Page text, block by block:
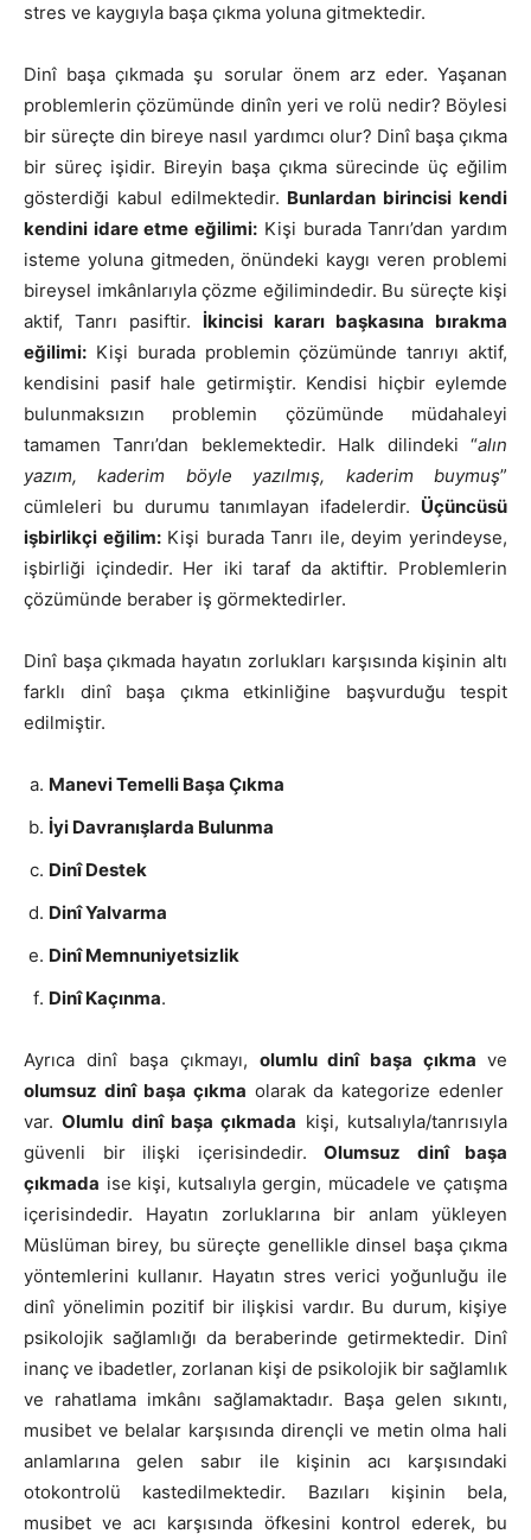
stres ve kaygıyla başa çıkma yoluna gitmektedir.
Dinî başa çıkmada şu sorular önem arz eder. Yaşanan
problemlerin çözümünde dinîn yeri ve rolü nedir? Böylesi
bir süreçte din bireye nasıl yardımcı olur? Dinî başa çıkma
bir süreç işidir. Bireyin başa çıkma sürecinde üç eğilim
gösterdiği kabul edilmektedir. Bunlardan birincisi kendi
kendini idare etme eğilimi: Kişi burada Tanrı’dan yardım
isteme yoluna gitmeden, önündeki kaygı veren problemi
bireysel imkânlarıyla çözme eğilimindedir. Bu süreçte kişi
aktif, Tanrı pasiftir. İkincisi kararı başkasına bırakma
eğilimi: Kişi burada problemin çözümünde tanrıyı aktif,
kendisini pasif hale getirmiştir. Kendisi hiçbir eylemde
bulunmaksızın problemin çözümünde müdahaleyi
tamamen Tanrı’dan beklemektedir. Halk dilindeki “alın
yazım, kaderim böyle yazılmış, kaderim buymuş”
cümleleri bu durumu tanımlayan ifadelerdir. Üçüncüsü
işbirlikçi eğilim:Kişi burada Tanrı ile, deyim yerindeyse,
işbirliği içindedir. Her iki taraf da aktiftir. Problemlerin
çözümünde beraber iş görmektedirler.
Dinî başa çıkmada hayatın zorlukları karşısında kişinin altı
farklı dinî başa çıkma etkinliğine başvurduğu tespit
edilmiştir.
Manevi Temelli Başa Çıkma
İyi Davranışlarda Bulunma
Dinî Destek
Dinî Yalvarma
Dinî Memnuniyetsizlik
Dinî Kaçınma.
Ayrıca dinî başa çıkmayı, olumlu dinî başa çıkma ve
olumsuz dinî başa çıkma olarak da kategorize edenler
var.Olumlu dinî başa çıkmada kişi, kutsalıyla/tanrısıyla
güvenli bir ilişki içerisindedir. Olumsuz dinî başa
çıkmada ise kişi, kutsalıyla gergin, mücadele ve çatışma
içerisindedir. Hayatın zorluklarına bir anlam yükleyen
Müslüman birey, bu süreçte genellikle dinsel başa çıkma
yöntemlerini kullanır. Hayatın stres verici yoğunluğu ile
dinî yönelimin pozitif bir ilişkisi vardır. Bu durum, kişiye
psikolojik sağlamlığı da beraberinde getirmektedir. Dinî
inanç ve ibadetler, zorlanan kişi de psikolojik bir sağlamlık
ve rahatlama imkânı sağlamaktadır. Başa gelen sıkıntı,
musibet ve belalar karşısında dirençli ve metin olma hali
anlamlarına gelen sabır ile kişinin acı karşısındaki
otokontrolü kastedilmektedir. Bazıları kişinin bela,
musibet ve acı karşısında öfkesini kontrol ederek, bu